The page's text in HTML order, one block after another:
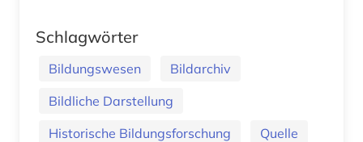
Schlagwörter
Bildungswesen
Bildarchiv
Bildliche Darstellung
Historische Bildungsforschung
Quelle